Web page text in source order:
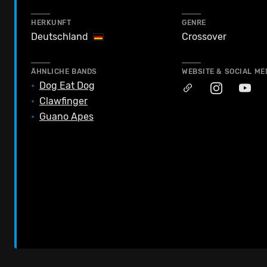
HERKUNFT
Deutschland
GENRE
Crossover
ÄHNLICHE BANDS
• Dog Eat Dog
• Clawfinger
• Guano Apes
WEBSITE & SOCIAL